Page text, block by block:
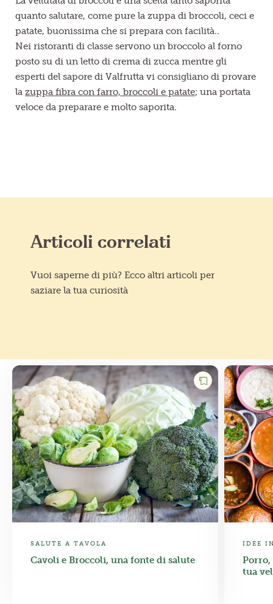
quanto salutare, come pure la zuppa di broccoli, ceci e
patate, buonissima che si prepara con facilità..
Nei ristoranti di classe servono un broccolo al forno
posto su di un letto di crema di zucca mentre gli
esperti del sapore di Valfrutta vi consigliano di provare
la zuppa fibra con farro, broccoli e patate; una portata
veloce da preparare e molto saporita.
Articoli correlati
Vuoi saperne di più? Ecco altri articoli per
saziare la tua curiosità
SALUTE A TAVOLA
Cavoli e Broccoli, una fonte di salute
IDEE
Porro,
tua